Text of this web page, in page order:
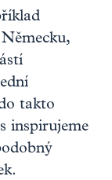
takto
inspirujeme